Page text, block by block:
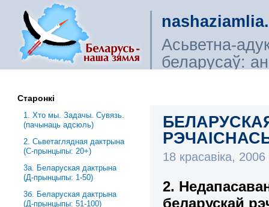
Асьветна-
беларусаў:
18 красавіка, 2006
2.
беларускай
Старонкі
1. Хто мы. Задачы. Сувязь.
(пачынаць адсюль)
2. Сьветаглядная дактрына
(С-прынцыпы: 20+)
3a. Беларуская дактрына
(Д-прынцыпы: 1-50)
3б. Беларуская дактрына
(Д-прынцыпы: 51-100)